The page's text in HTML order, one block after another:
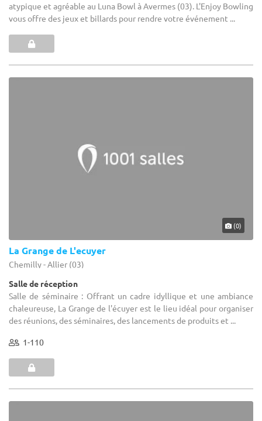
atypique et agréable au Luna Bowl à Avermes (03). L'Enjoy Bowling
vous offre des jeux et billards pour rendre votre événement ...
(0)
La Grange de L'ecuyer
Chemilly - Allier (03)
Salle de réception
Salle de séminaire : Offrant un cadre idyllique et une ambiance
chaleureuse, La Grange de l'écuyer est le lieu idéal pour organiser
des réunions, des séminaires, des lancements de produits et ...
1-110